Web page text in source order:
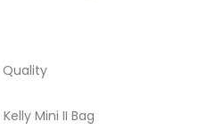
Quality
Mini II Bag